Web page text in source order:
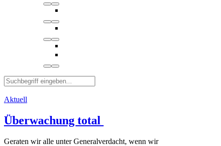
Aktuell
Überwachung total
Geraten wir alle unter Generalverdacht, wenn wir